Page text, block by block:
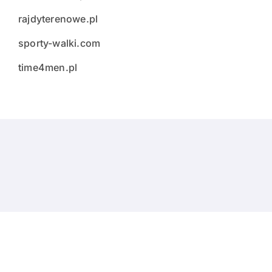
rajdyterenowe.pl
sporty-walki.com
time4men.pl